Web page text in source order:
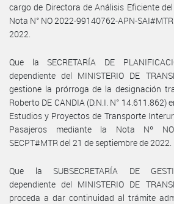
cargo de Directora de Análisis Eficiente
Nota N° NO 2022-99140762-APN-
2022.
Que la SECRETARÍA DE
dependiente del MINISTERIO DE
gestione la prórroga de la designación
Roberto DE CANDIA (D.N.I. N° 14.611.862)
Estudios y Proyectos de Transporte
Pasajeros mediante la Nota Nº NO-
SECPT#MTR del 21 de septiembre de 2022.
Que la SUBSECRETARÍA DE
dependiente del MINISTERIO DE
proceda a dar continuidad al trámite